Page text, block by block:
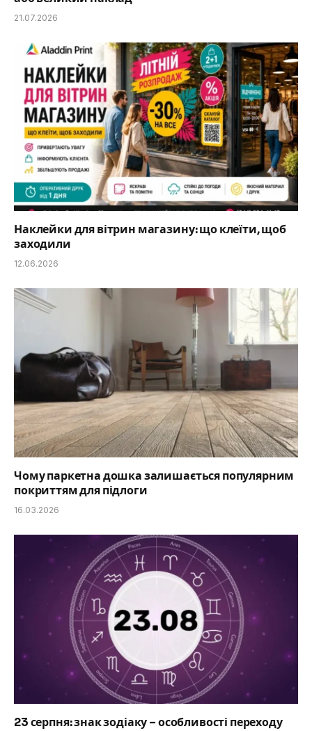
21.07.2026
Наклейки для вітрин магазину: що клеїти, щоб
заходили
12.06.2026
Чому паркетна дошка залишається популярним
покриттям для підлоги
16.03.2026
23 серпня: знак зодіаку – особливості переходу